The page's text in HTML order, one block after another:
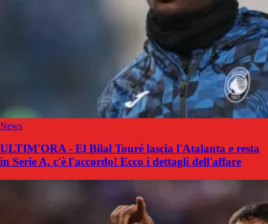
News
ULTIM'ORA - El Bilal Touré lascia l'Atalanta e resta
in Serie A, c'è l'accordo! Ecco i dettagli dell'affare